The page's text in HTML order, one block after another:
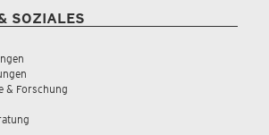
SOZIALES
& Forschung